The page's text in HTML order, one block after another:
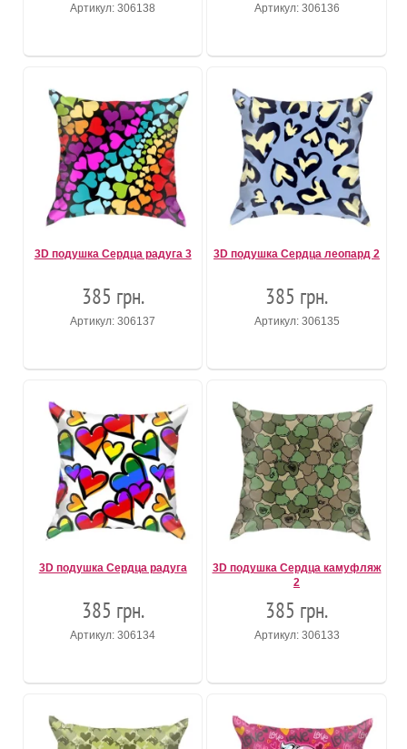
Артикул: 306138 Артикул: 306136
3D подушка Сердца радуга 3
385 грн.
Артикул: 306137
3D подушка Сердца леопард 2
385 грн.
Артикул: 306135
3D подушка Сердца радуга
385 грн.
Артикул: 306134
3D подушка Сердца камуфляж
2
385 грн.
Артикул: 306133